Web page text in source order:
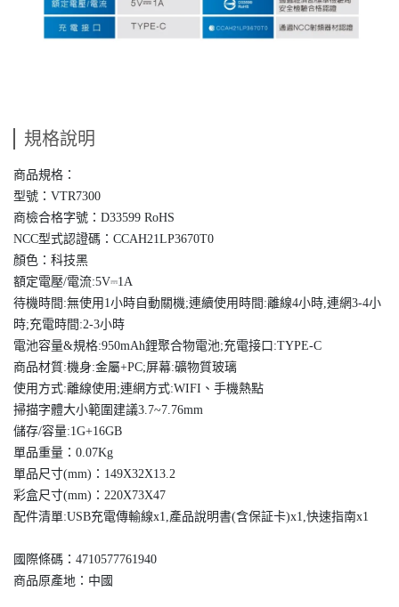
規格說明
商品規格：
型號：VTR7300
商檢合格字號：D33599 RoHS
NCC型式認證碼：CCAH21LP3670T0
顏色：科技黑
額定電壓/電流:5V⎓1A
待機時間:無使用1小時自動關機;連續使用時間:離線4小時,連網3-4小
時;充電時間:2-3小時
電池容量&規格:950mAh鋰聚合物電池;充電接口:TYPE-C
商品材質:機身:金屬+PC;屏幕:礦物質玻璃
使用方式:離線使用;連網方式:WIFI、手機熱點
掃描字體大小範圍建議3.7~7.76mm
儲存/容量:1G+16GB
單品重量：0.07Kg
單品尺寸(mm)：149X32X13.2
彩盒尺寸(mm)：220X73X47
配件清單:USB充電傳輸線x1,產品說明書(含保証卡)x1,快速指南x1
國際條碼：4710577761940
商品原產地：中國